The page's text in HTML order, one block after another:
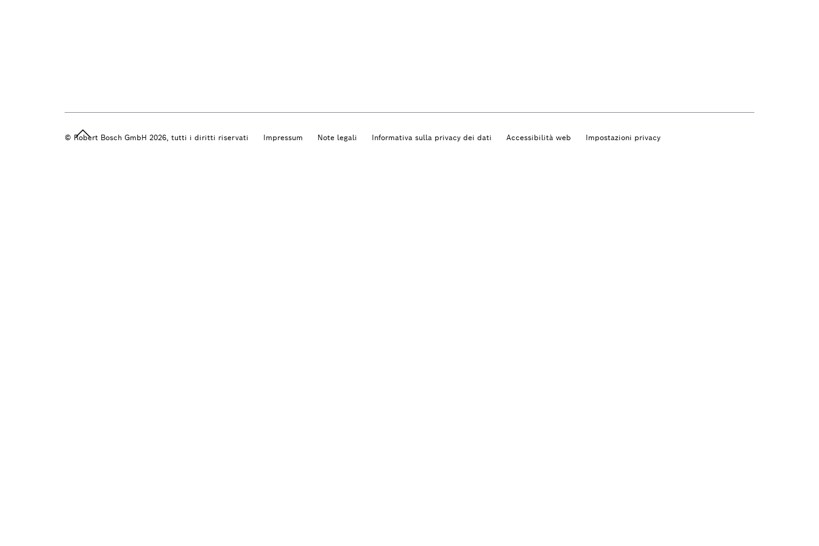
Impressum Note legali Informativa sulla privacy dei dati Accessibilità web Impostazioni privacy
© Robert Bosch GmbH 2026, tutti i diritti riservati